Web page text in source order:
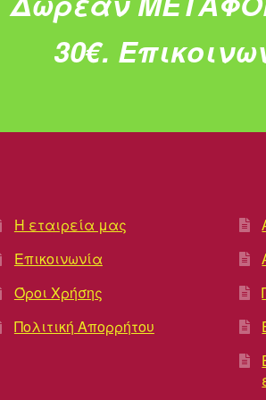
30€.
Η εταιρεία μας
Επικοινωνία
Όροι Χρήσης
Πολιτική Απορρήτου